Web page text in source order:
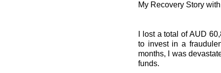
My Recovery Story
I lost a total of AUD
to invest in a
months, I was
funds.